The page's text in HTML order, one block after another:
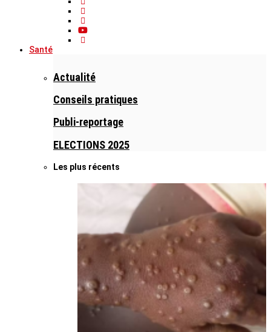
Santé
Actualité
Conseils pratiques
Publi-reportage
ELECTIONS 2025
Les plus récents